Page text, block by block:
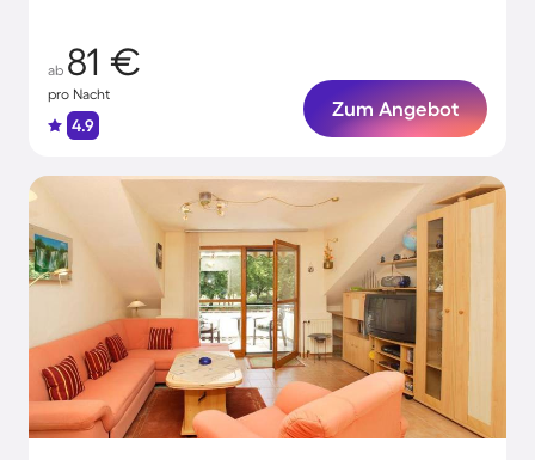
ab 81 €
pro Nacht
4.9
Zum Angebot